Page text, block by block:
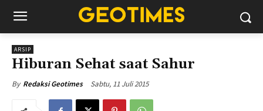
ARSIP
Hiburan Sehat saat Sahur
By Redaksi Geotimes Sabtu, 11 Juli 2015